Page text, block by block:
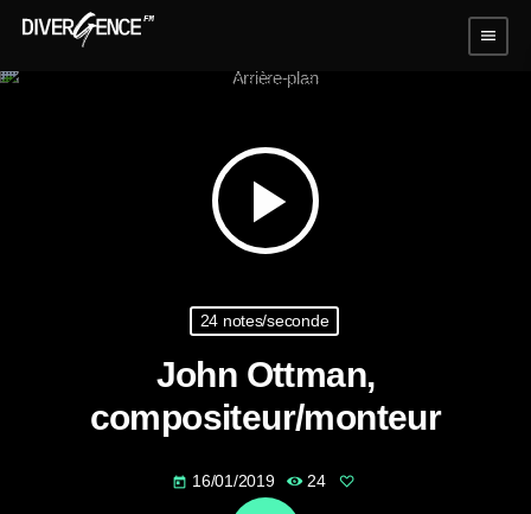
menu
play_arrow
24 notes/seconde
John Ottman,
compositeur/monteur
today 16/01/2019 24